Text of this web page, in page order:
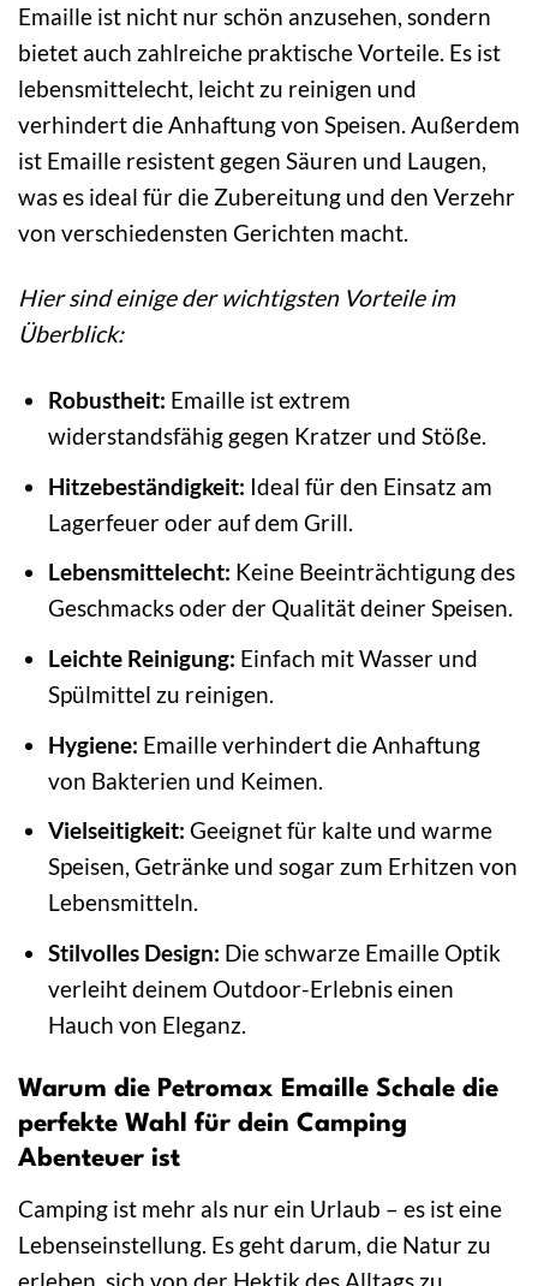
Emaille ist nicht nur schön anzusehen, sondern
bietet auch zahlreiche praktische Vorteile. Es ist
lebensmittelecht, leicht zu reinigen und
verhindert die Anhaftung von Speisen. Außerdem
ist Emaille resistent gegen Säuren und Laugen,
was es ideal für die Zubereitung und den Verzehr
von verschiedensten Gerichten macht.
Hier sind einige der wichtigsten Vorteile im
Überblick:
Robustheit: Emaille ist extrem
widerstandsfähig gegen Kratzer und Stöße.
Hitzebeständigkeit: Ideal für den Einsatz am
Lagerfeuer oder auf dem Grill.
Lebensmittelecht: Keine Beeinträchtigung des
Geschmacks oder der Qualität deiner Speisen.
Leichte Reinigung: Einfach mit Wasser und
Spülmittel zu reinigen.
Hygiene: Emaille verhindert die Anhaftung
von Bakterien und Keimen.
Vielseitigkeit: Geeignet für kalte und warme
Speisen, Getränke und sogar zum Erhitzen von
Lebensmitteln.
Stilvolles Design: Die schwarze Emaille Optik
verleiht deinem Outdoor-Erlebnis einen
Hauch von Eleganz.
Warum die Petromax Emaille Schale die
perfekte Wahl für dein Camping
Abenteuer ist
Camping ist mehr als nur ein Urlaub – es ist eine
Lebenseinstellung. Es geht darum, die Natur zu